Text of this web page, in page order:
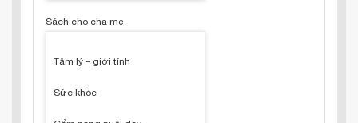
Sách cho cha mẹ
Tâm lý – giới tính
Sức khỏe